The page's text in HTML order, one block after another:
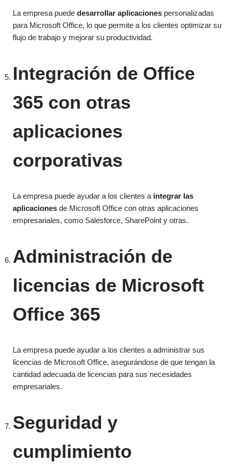
La empresa puede desarrollar aplicaciones personalizadas
para Microsoft Office, lo que permite a los clientes optimizar su
flujo de trabajo y mejorar su productividad.
Integración de Office
365 con otras
aplicaciones
corporativas
La empresa puede ayudar a los clientes a integrar las
aplicaciones de Microsoft Office con otras aplicaciones
empresariales, como Salesforce, SharePoint y otras.
Administración de
licencias de Microsoft
Office 365
La empresa puede ayudar a los clientes a administrar sus
licencias de Microsoft Office, asegurándose de que tengan la
cantidad adecuada de licencias para sus necesidades
empresariales.
Seguridad y
cumplimiento